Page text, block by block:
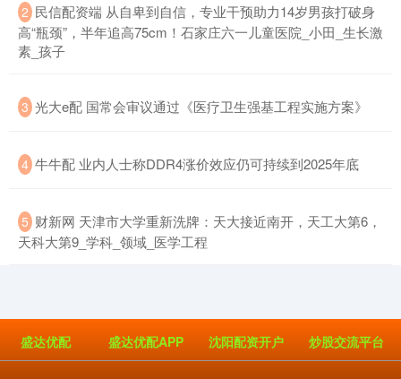
2 ​民信配资端 从自卑到自信，专业干预助力14岁男孩打破身
高“瓶颈”，半年追高75cm！石家庄六一儿童医院_小田_生长激
素_孩子
3 ​光大e配 国常会审议通过《医疗卫生强基工程实施方案》
4 ​牛牛配 业内人士称DDR4涨价效应仍可持续到2025年底
5 ​财新网 天津市大学重新洗牌：天大接近南开，天工大第6，
天科大第9_学科_领域_医学工程
盛达优配 盛达优配APP 沈阳配资开户 炒股交流平台